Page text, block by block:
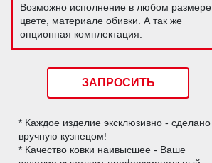
Возможно исполнение в любом размере,
цвете, материале обивки. А так же
опционная комплектация.
ЗАПРОСИТЬ
* Каждое изделие эксклюзивно - сделано
вручную кузнецом!
* Качество ковки наивысшее - Ваше